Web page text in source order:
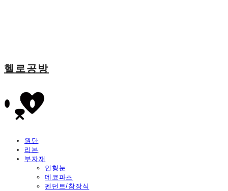
헬로공방
원단
리본
부자재
인형눈
데코파츠
펜던트/참장식